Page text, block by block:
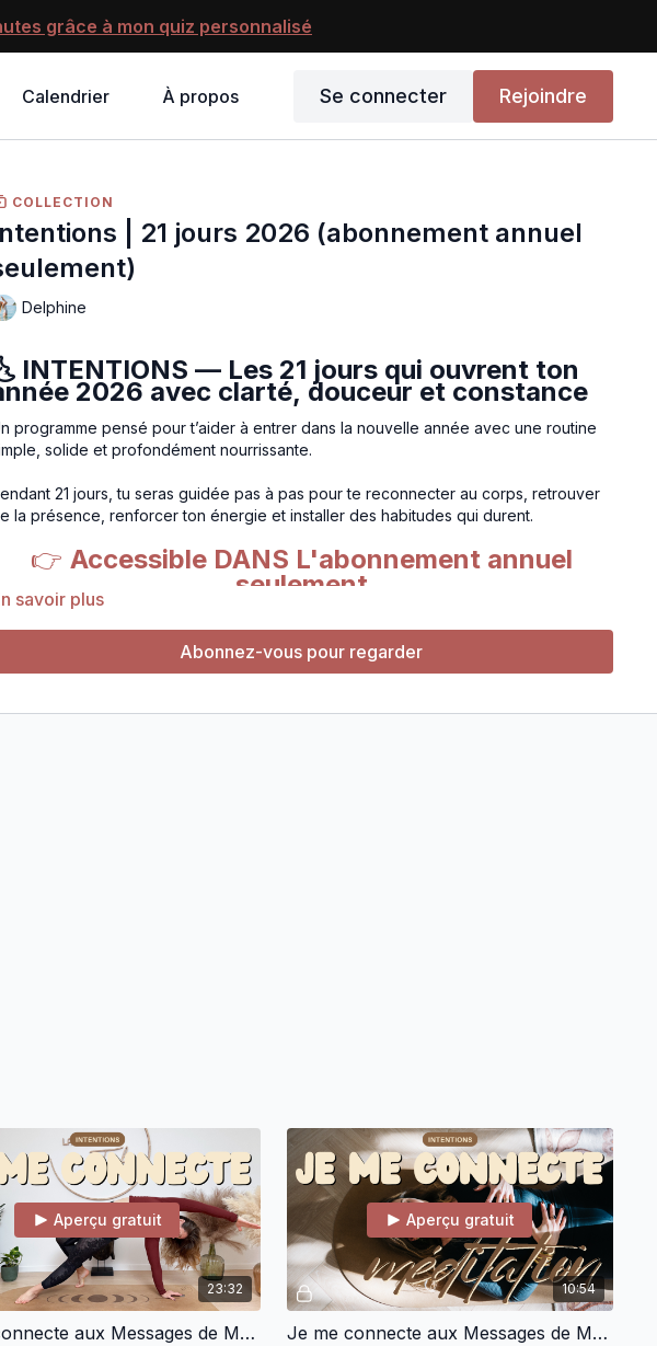
grâce à mon quiz personnalisé
Calendrier À propos Se connecter Rejoindre
COLLECTION
| 21 jours 2026 (abonnement annuel
Delphine
INTENTIONS — Les 21 jours qui ouvrent ton
2026 avec clarté, douceur et constance
programme pensé pour t’aider à entrer dans la nouvelle année avec une routine
solide et profondément nourrissante.
21 jours, tu seras guidée pas à pas pour te reconnecter au corps, retrouver
la présence, renforcer ton énergie et installer des habitudes qui durent.
👉 Accessible DANS L'abonnement annuel
seulement
expérience en 3 étapes:
1: Revenir au corps
respiration de 10 minutes, le cours de yoga / mouvement de 20 minutes ou les 2
enchaînés
2 podcasts de 15 minutes maximum par semainepour t'aider à cheminer
mentalement
Unemail d'accompagnementà chaque fois qu'une pratique / qu'un audio est
en ligne
La communauté pour te soutenir et ma présence pour t'accompagner
savoir plus
Abonnez-vous pour regarder
23:32
Aperçu gratuit
Je me connecte aux Messages de Mon Corps | Strong Flow
10:54
Aperçu gratuit
Je me connecte aux Messages de Mon Corps | Méditation